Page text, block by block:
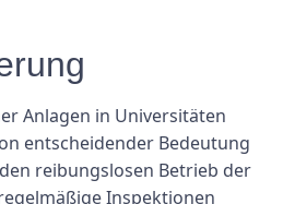
Anlagen in Universitäten
entscheidender Bedeutung
reibungslosen Betrieb der
Inspektionen